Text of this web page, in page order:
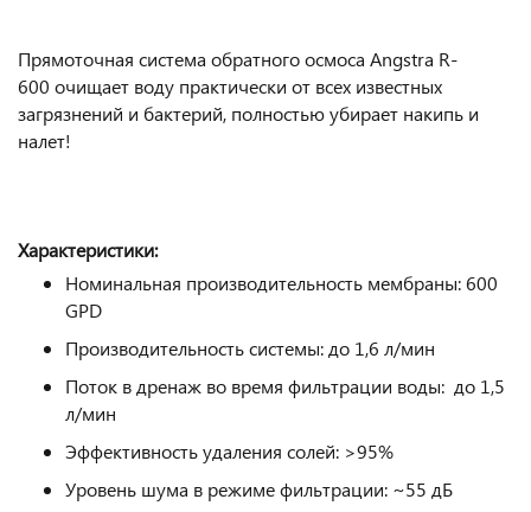
Прямоточная система обратного осмоса Angstra R-
600 очищает воду практически от всех известных
загрязнений и бактерий, полностью убирает накипь и
налет!
Характеристики:
Номинальная производительность мембраны: 600
GPD
Производительность системы: до 1,6 л/мин
Поток в дренаж во время фильтрации воды: до 1,5
л/мин
Эффективность удаления солей: >95%
Уровень шума в режиме фильтрации: ~55 дБ